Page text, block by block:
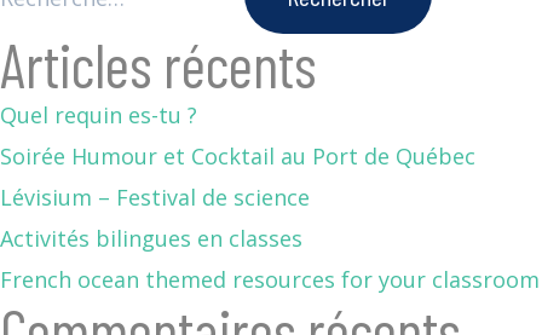
Articles récents
Quel requin es-tu ?
Soirée Humour et Cocktail au Port de Québec
Lévisium – Festival de science
Activités bilingues en classes
French ocean themed resources for your classroom